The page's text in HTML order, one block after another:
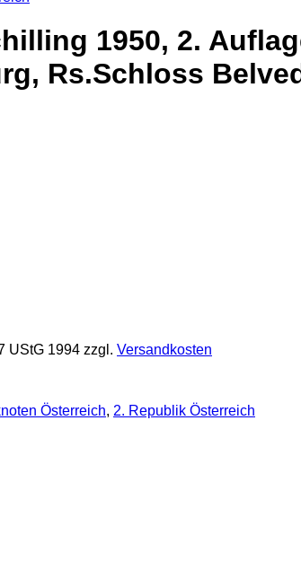
1950, 2.
Rs.Schloss
UStG 1994 zzgl. Versandkosten
Österreich, 2. Republik Österreich